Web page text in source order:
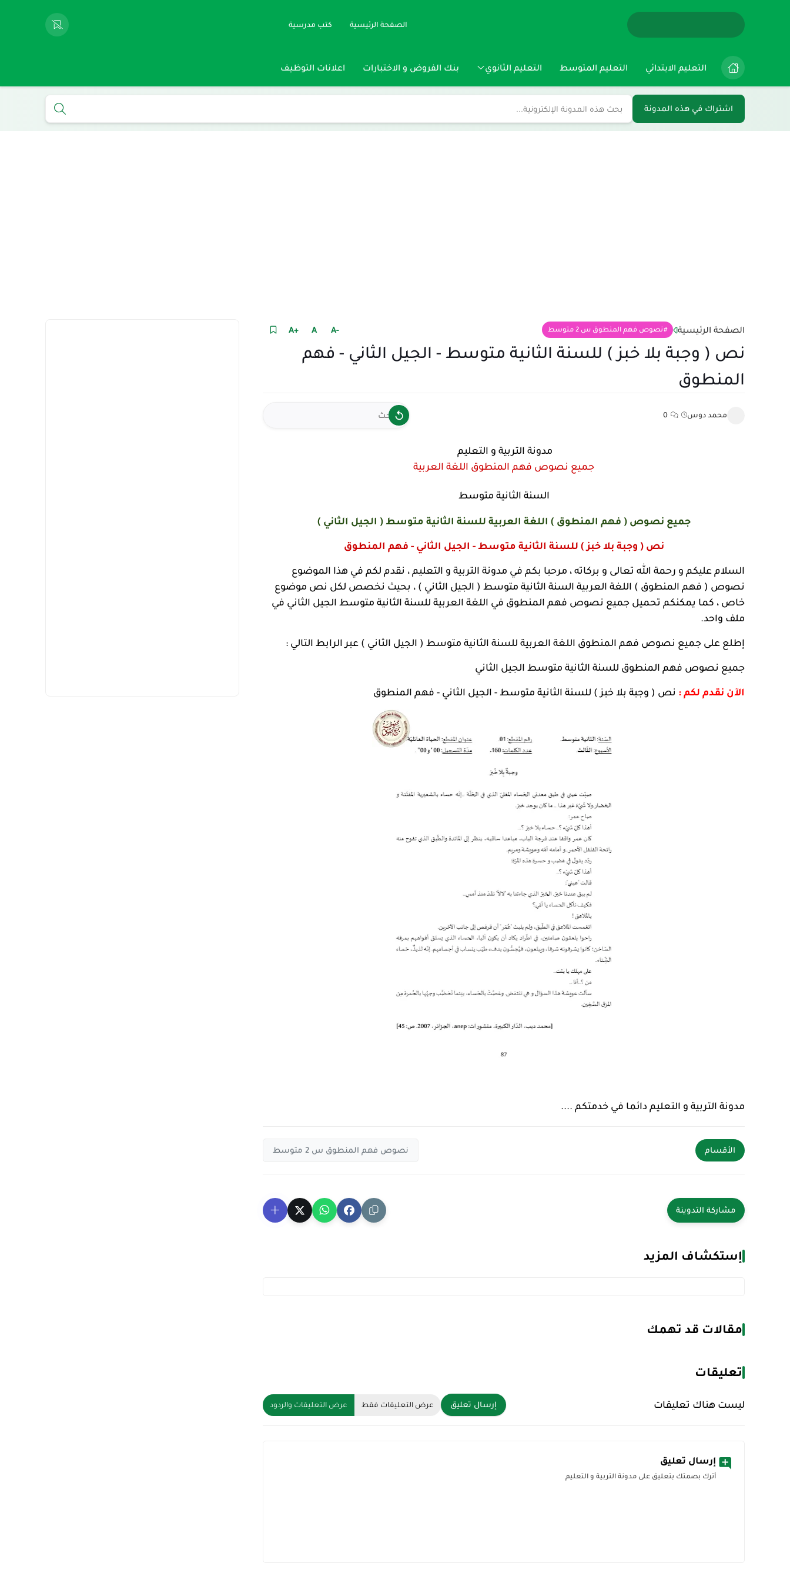
الصفحة الرئيسية كتب مدرسية
التعليم الابتدائي التعليم المتوسط التعليم الثانوي بنك الفروض و الاختبارات اعلانات التوظيف
اشتراك في هذه المدونة
الصفحة الرئيسية نصوص فهم المنطوق س 2 متوسط +A A -A
نص ( وجبة بلا خبز ) للسنة الثانية متوسط - الجيل الثاني - فهم
المنطوق
محمد دوس 0
مدونة التربية و التعليم
جميع نصوص فهم المنطوق اللغة العربية
السنة الثانية متوسط
جميع نصوص ( فهم المنطوق ) اللغة العربية للسنة الثانية متوسط ( الجيل الثاني )
نص ( وجبة بلا خبز ) للسنة الثانية متوسط - الجيل الثاني - فهم المنطوق
السلام عليكم و رحمة الله تعالى و بركاته ، مرحبا بكم في مدونة التربية و التعليم ، نقدم لكم في هذا الموضوع
نصوص ( فهم المنطوق ) اللغة العربية السنة الثانية متوسط ( الجيل الثاني ) ، بحيث نخصص لكل نص موضوع
خاص ، كما يمكنكم تحميل جميع نصوص فهم المنطوق في اللغة العربية للسنة الثانية متوسط الجيل الثاني في
ملف واحد.
إطلع على جميع نصوص فهم المنطوق اللغة العربية للسنة الثانية متوسط ( الجيل الثاني ) عبر الرابط التالي :
جميع نصوص فهم المنطوق للسنة الثانية متوسط الجيل الثاني
الآن نقدم لكم : نص ( وجبة بلا خبز ) للسنة الثانية متوسط - الجيل الثاني - فهم المنطوق
مدونة التربية و التعليم دائما في خدمتكم ....
الأقسام نصوص فهم المنطوق س 2 متوسط
إستكشاف المزيد
مقالات قد تهمك
تعليقات
ليست هناك تعليقات إرسال تعليق عرض التعليقات فقط عرض التعليقات والردود
إرسال تعليق
أترك بصمتك بتعليق على مدونة التربية و التعليم